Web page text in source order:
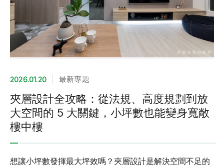
2026.01.20 最新專題
夾層設計全攻略：從法規、高度規劃到放
大空間的 5 大關鍵，小坪數也能變身寬敞
樓中樓
想讓小坪數發揮最大坪效嗎？夾層設計是解決空間不足的